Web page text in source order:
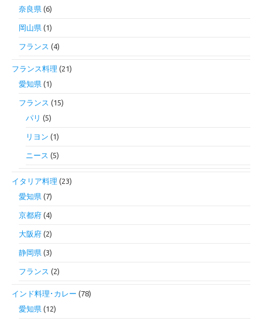
奈良県 (6)
岡山県 (1)
フランス (4)
フランス料理 (21)
愛知県 (1)
フランス (15)
パリ (5)
リヨン (1)
ニース (5)
イタリア料理 (23)
愛知県 (7)
京都府 (4)
大阪府 (2)
静岡県 (3)
フランス (2)
インド料理･カレー (78)
愛知県 (12)